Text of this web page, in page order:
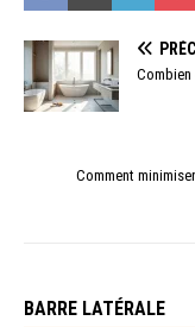
Comment
BARRE LATÉRALE